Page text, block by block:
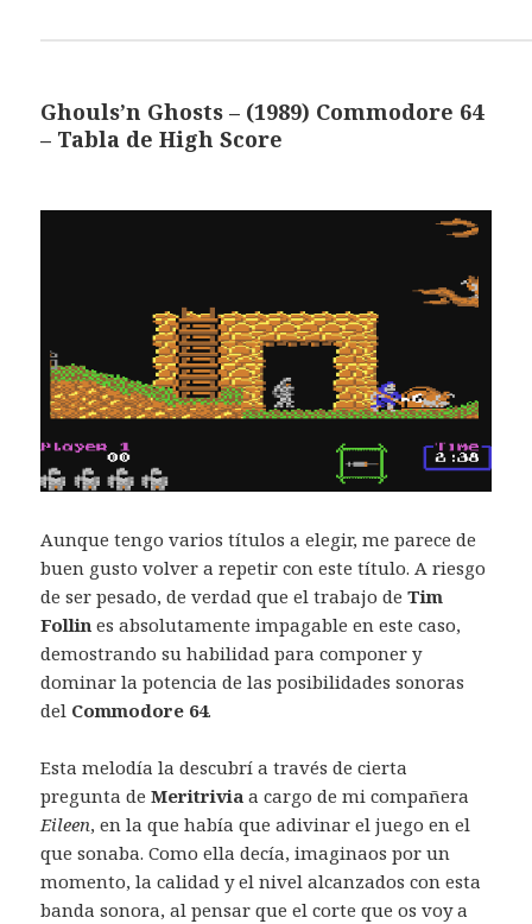
Ghouls’n Ghosts – (1989) Commodore 64
– Tabla de High Score
Aunque tengo varios títulos a elegir, me parece de
buen gusto volver a repetir con este título. A riesgo
de ser pesado, de verdad que el trabajo deTim
Follin es absolutamente impagable en este caso,
demostrando su habilidad para componer y
dominar la potencia de las posibilidades sonoras
del Commodore 64.
Esta melodía la descubrí a través de cierta
pregunta deMeritrivia a cargo de mi compañera
Eileen, en la que había que adivinar el juego en el
que sonaba. Como ella decía, imaginaos por un
momento, la calidad y el nivel alcanzados con esta
banda sonora, al pensar que el corte que os voy a